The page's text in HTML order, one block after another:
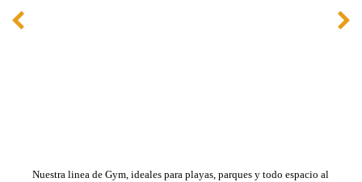
Nuestra linea de Gym, ideales para playas, parques y todo espacio al